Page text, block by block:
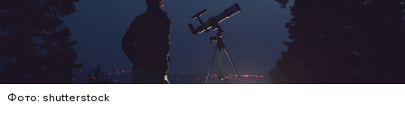
Фото: shutterstock